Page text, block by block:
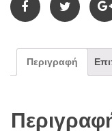
Περιγραφή